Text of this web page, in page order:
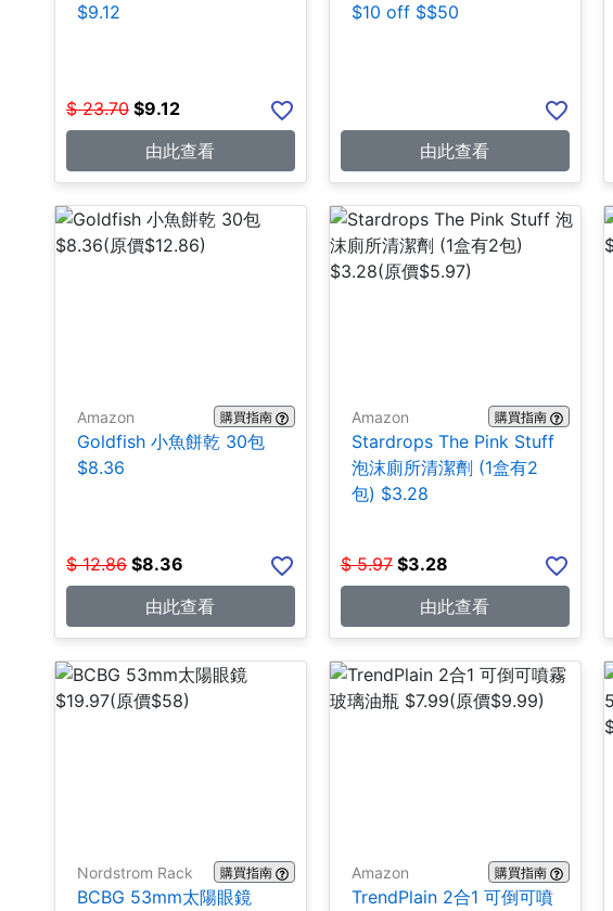
$9.12
$ 23.70 $9.12
由此查看
$10 off $$50
由此查看
Amazon 購買指南
Goldfish 小魚餅乾 30包
$8.36
$ 12.86 $8.36
由此查看
Amazon 購買指南
Stardrops The Pink Stuff
泡沫廁所清潔劑 (1盒有2
包) $3.28
$ 5.97 $3.28
由此查看
Nordstrom Rack 購買指南
BCBG 53mm太陽眼鏡
Amazon 購買指南
TrendPlain 2合1 可倒可噴